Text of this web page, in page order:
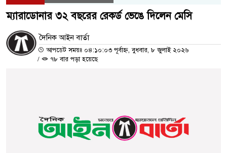
ম্যারাডোনার ৩২ বছরের রেকর্ড ভেঙে দিলেন মেসি
দৈনিক আইন বার্তা
আপডেট সময়ঃ ০৪:১০:০৩ পূর্বাহ্ন, বুধবার, ৮ জুলাই ২০২৬
/
৭৮ বার পড়া হয়েছে